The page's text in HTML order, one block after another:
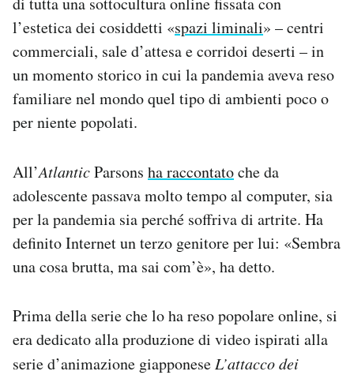
l’estetica dei cosiddetti «spazi liminali» – centri
commerciali, sale d’attesa e corridoi deserti – in
un momento storico in cui la pandemia aveva reso
familiare nel mondo quel tipo di ambienti poco o
per niente popolati.
All’AtlanticParsons ha raccontatoche da
adolescente passava molto tempo al computer, sia
per la pandemia sia perché soffriva di artrite. Ha
definito Internet un terzo genitore per lui: «Sembra
una cosa brutta, ma sai com’è», ha detto.
Prima della serie che lo ha reso popolare online, si
era dedicato alla produzione di video ispirati alla
serie d’animazione giapponese L’attacco dei